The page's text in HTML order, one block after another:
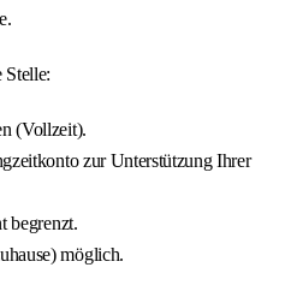
Stelle:
(Vollzeit).
zur Unterstützung Ihrer
begrenzt.
möglich.